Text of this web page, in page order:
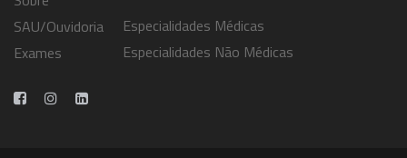
SAU/Ouvidoria
Exames
Especialidades Médicas
Especialidades Não Médicas